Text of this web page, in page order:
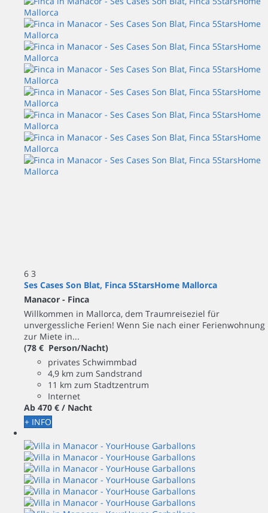
6 3
Ses Cases Son Blat, Finca 5StarsHome Mallorca
Manacor - Finca
Willkommen in Mallorca, dem Traumreiseziel für
unvergessliche Ferien! Wenn Sie nach einer Ferienwohnung
zur Miete in...
(78 € Person/Nacht)
privates Schwimmbad
4,9 km zum Sandstrand
11 km zum Stadtzentrum
Internet
Ab 470 € / Nacht
+ INFO